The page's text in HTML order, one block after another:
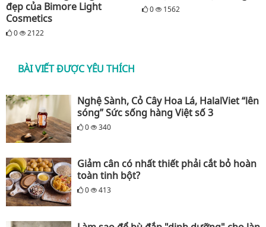
đẹp của Bimore Light
Cosmetics
0 2122
0 1562
BÀI VIẾT ĐƯỢC YÊU THÍCH
Nghệ Sành, Cỏ Cây Hoa Lá, HalalViet “lên
sóng” Sức sống hàng Việt số 3
0 340
Giảm cân có nhất thiết phải cắt bỏ hoàn
toàn tinh bột?
0 413